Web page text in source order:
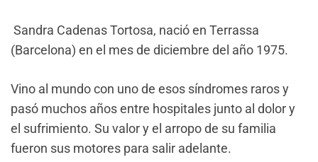
Sandra Cadenas Tortosa, nació en Terrassa
(Barcelona) en el mes de diciembre del año 1975.
Vino al mundo con uno de esos síndromes raros y
pasó muchos años entre hospitales junto al dolor y
el sufrimiento. Su valor y el arropo de su familia
fueron sus motores para salir adelante.